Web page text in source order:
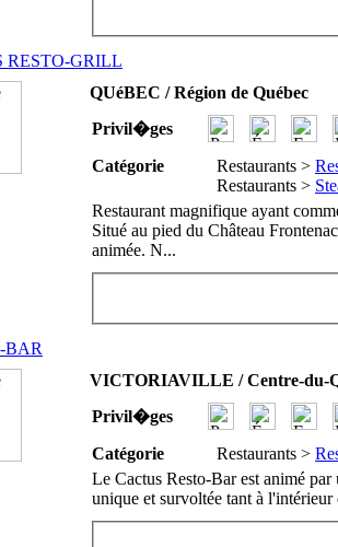
RESTO-GRILL
QUéBEC / Région de Québec
Privil�ges
Catégorie
Restaurants >
Restaurants >
Restaurant magnifique ayant
Situé au pied du Château
animée. N...
BAR
VICTORIAVILLE / Centre-du-
Privil�ges
Catégorie
Restaurants >
Le Cactus Resto-Bar est animé
unique et survoltée tant à l'intérieur